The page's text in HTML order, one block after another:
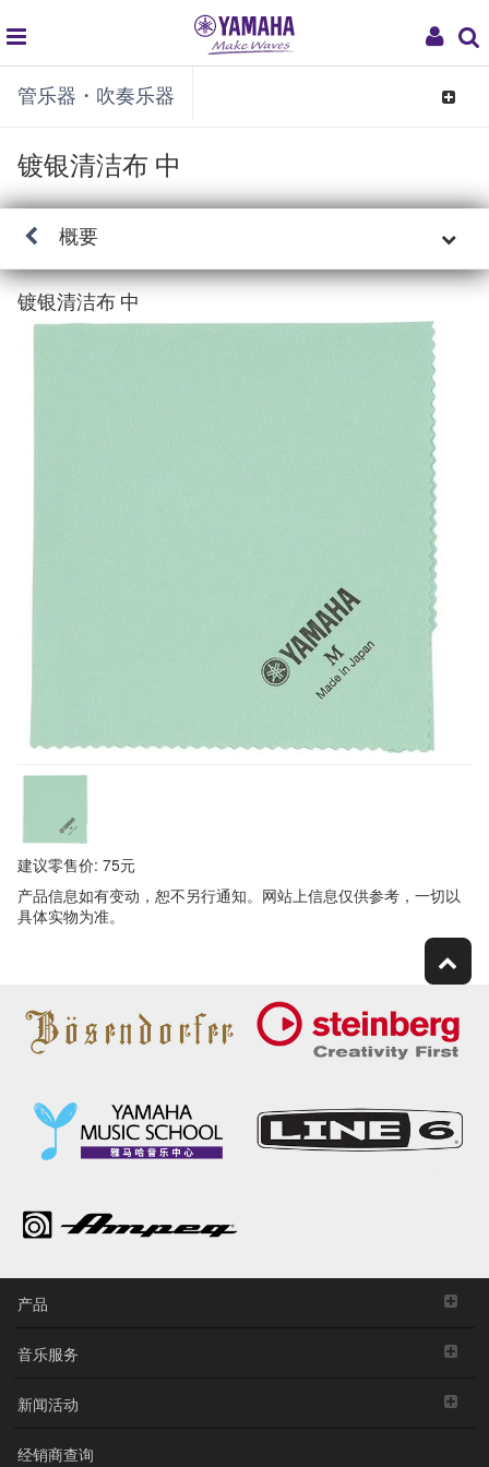
My
global
navigation
管乐器・吹奏乐器
Toggle
镀银清洁布 中
概要
镀银清洁布 中
建议零售价: 75元
产品信息如有变动，恕不另行通知。网站上信息仅供参考，一切以
具体实物为准。
产品
音乐服务
新闻活动
经销商查询